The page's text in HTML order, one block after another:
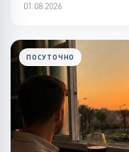
01.08.2026
ПОСУТОЧНО